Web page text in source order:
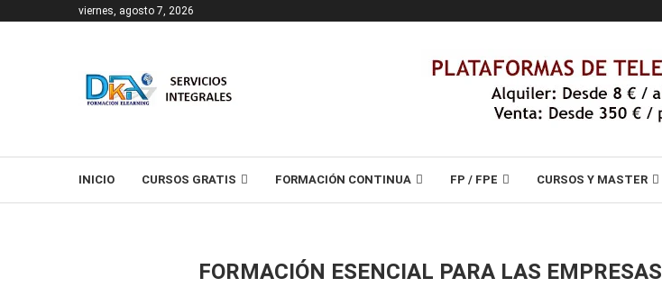
viernes, agosto 7, 2026
INICIO CURSOS GRATIS FORMACIÓN CONTINUA FP / FPE CURSOS Y MASTER
FORMACIÓN ESENCIAL PARA LAS EMPRESAS